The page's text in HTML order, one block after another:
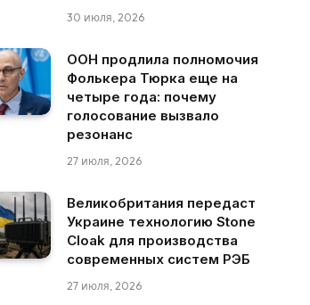
30 июля, 2026
ООН продлила полномочия
Фолькера Тюрка еще на
четыре года: почему
голосование вызвало
резонанс
27 июля, 2026
Великобритания передаст
Украине технологию Stone
Cloak для производства
современных систем РЭБ
27 июля, 2026